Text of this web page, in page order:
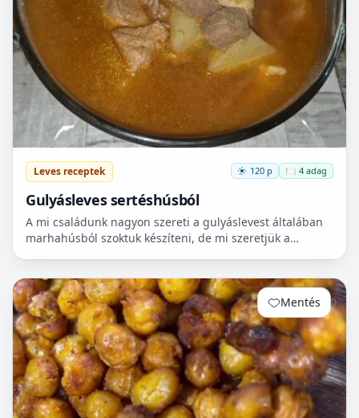
Leves receptek 120 p 🍽️ 4 adag
Gulyásleves sertéshúsból
A mi családunk nagyon szereti a gulyáslevest általában
marhahúsból szoktuk készíteni, de mi szeretjük a
Mentés 0